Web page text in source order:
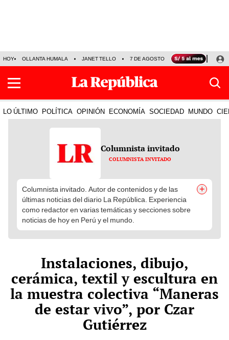
HOY OLLANTA HUMALA JANET TELLO 7 DE AGOSTO TINKA RESULTADOS
LO ÚLTIMO POLÍTICA OPINIÓN ECONOMÍA SOCIEDAD MUNDO
Columnista invitado
COLUMNISTA INVITADO
Columnista invitado. Autor de contenidos y de las
últimas noticias del diario La República. Experiencia
como redactor en varias temáticas y secciones sobre
noticias de hoy en Perú y el mundo.
+
Instalaciones, dibujo,
cerámica, textil y escultura en
la muestra colectiva “Maneras
de estar vivo”, por Czar
Gutiérrez